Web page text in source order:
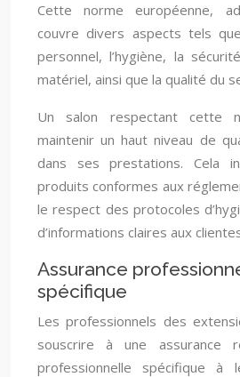
Cette norme européenne,
couvre divers aspects tels
personnel, l’hygiène, la
matériel, ainsi que la qualité du
Un salon respectant cette
maintenir un haut niveau de
dans ses prestations. Cela
produits conformes aux
le respect des protocoles
d’informations claires aux
Assurance
spécifique
Les professionnels des
souscrire à une assurance
professionnelle spécifique à